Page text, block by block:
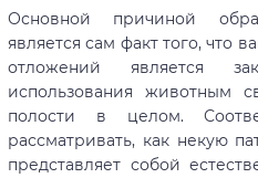
Основной причиной
является сам факт того, что
отложений является
использования животным
полости в целом.
рассматривать, как некую
представляет собой